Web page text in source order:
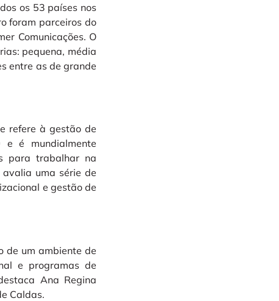
os 53 países nos
foram parceiros do
Comunicações. O
pequena, média
entre as de grande
refere à gestão de
é mundialmente
para trabalhar na
uma série de
e gestão de
de um ambiente de
e programas de
Ana Regina
Caldas.